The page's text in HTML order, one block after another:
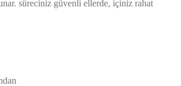
süreciniz güvenli ellerde, içiniz rahat